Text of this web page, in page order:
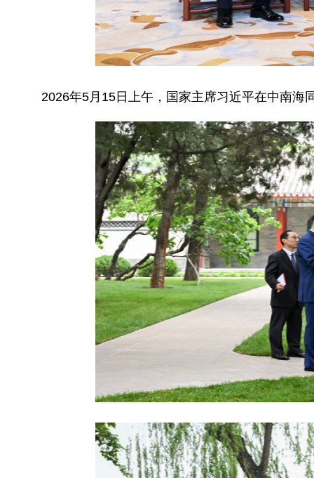
2026年5月15日上午，国家主席习近平在中南海